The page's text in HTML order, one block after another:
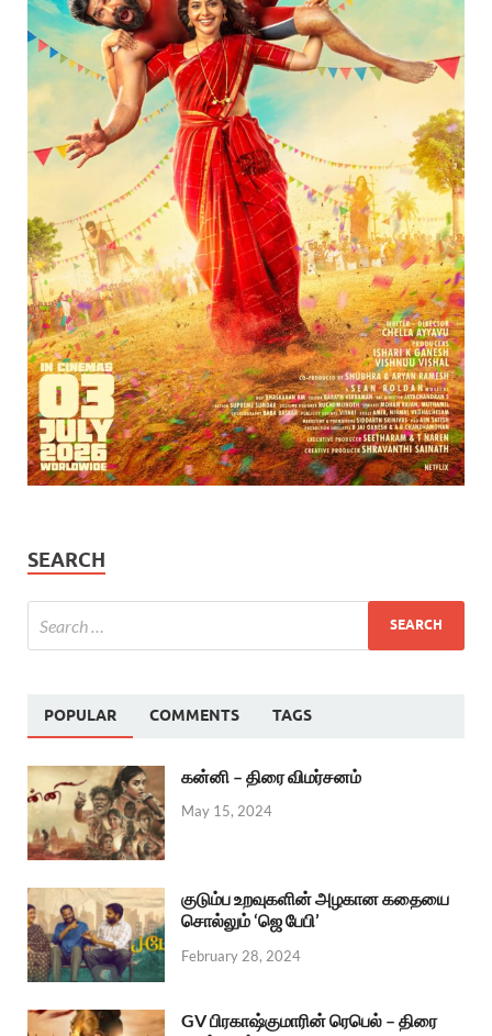
SEARCH
POPULAR COMMENTS TAGS
கன்னி – திரை விமர்சனம்
May 15, 2024
குடும்ப உறவுகளின் அழகான கதையை
சொல்லும் ‘ஜெ பேபி’
February 28, 2024
GV பிரகாஷ்குமாரின் ரெபெல் – திரை